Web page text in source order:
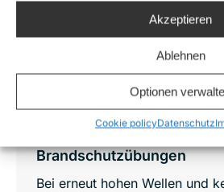
Akzeptieren
Ablehnen
Optionen
Cookie policyDatenschutz
Brandschutzübungen
Bei erneut hohen Wellen und